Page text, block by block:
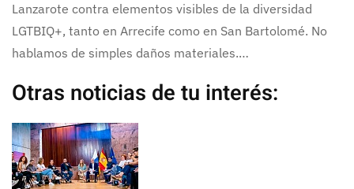
Lanzarote contra elementos visibles de la diversidad
LGTBIQ+, tanto en Arrecife como en San Bartolomé. No
hablamos de simples daños materiales.…
Otras noticias de tu interés: